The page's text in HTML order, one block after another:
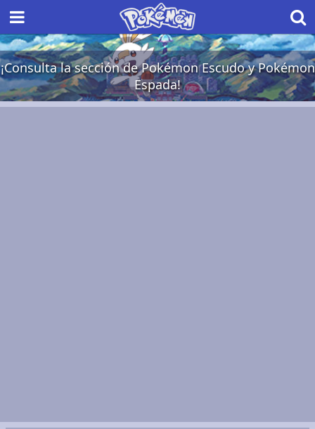
¡Consulta la sección de Pokémon Escudo y Pokémon
Espada!